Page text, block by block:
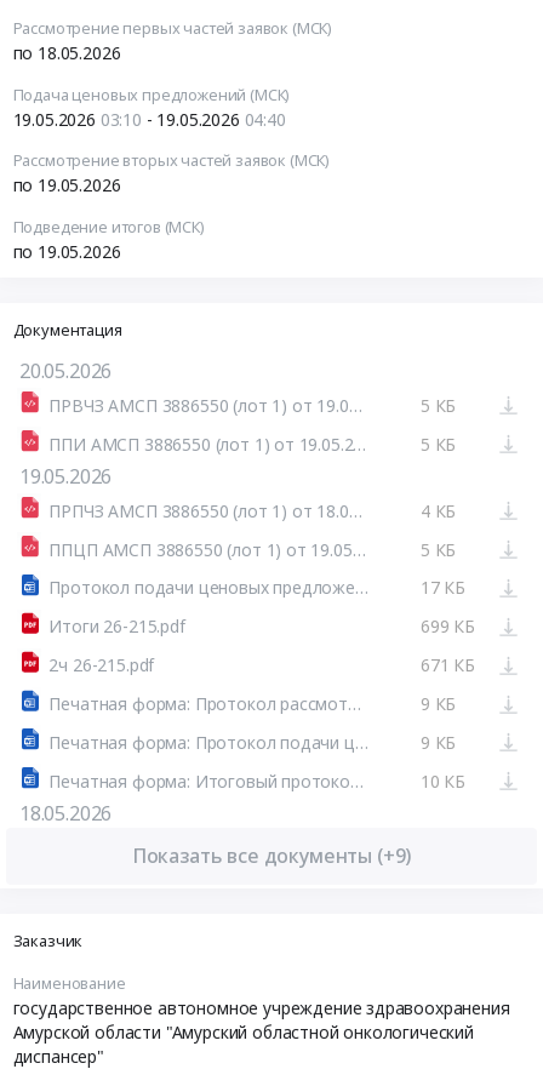
Рассмотрение первых частей заявок (МСК)
по 18.05.2026
Подача ценовых предложений (МСК)
19.05.2026 03:10 - 19.05.2026 04:40
Рассмотрение вторых частей заявок (МСК)
по 19.05.2026
Подведение итогов (МСК)
по 19.05.2026
Документация
20.05.2026
ПРВЧЗ АМСП 3886550 (лот 1) от 19.05.2026.html
5 КБ
ППИ АМСП 3886550 (лот 1) от 19.05.2026.html
5 КБ
19.05.2026
ПРПЧЗ АМСП 3886550 (лот 1) от 18.05.2026.html
4 КБ
ППЦП АМСП 3886550 (лот 1) от 19.05.2026.html
5 КБ
Протокол подачи ценовых предложений аукциона (системный).docx
17 КБ
Итоги 26-215.pdf
699 КБ
2ч 26-215.pdf
671 КБ
Печатная форма: Протокол рассмотрения вторых частей заявок №32615991002-03
9 КБ
Печатная форма: Протокол подачи ценовых предложений №32615991002-02
9 КБ
Печатная форма: Итоговый протокол №32615991002-04
10 КБ
18.05.2026
Показать все документы (+9)
Заказчик
Наименование
государственное автономное учреждение здравоохранения
Амурской области "Амурский областной онкологический
диспансер"